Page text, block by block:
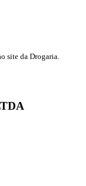
site da Drogaria.